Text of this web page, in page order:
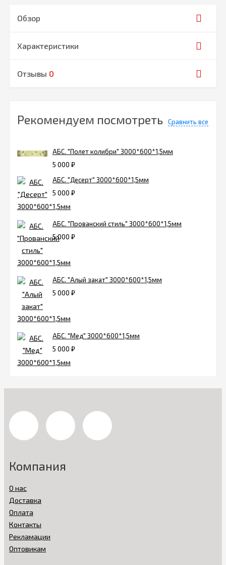
Обзор
Характеристики
Отзывы 0
Рекомендуем посмотреть Сравнить все
АБС. "Полет колибри" 3000*600*1,5мм
5 000 ₽
АБС. "Десерт" 3000*600*1,5мм
5 000 ₽
АБС. "Прованский стиль" 3000*600*1,5мм
5 000 ₽
АБС. "Алый закат" 3000*600*1,5мм
5 000 ₽
АБС. "Мед" 3000*600*1,5мм
5 000 ₽
Компания
О нас
Доставка
Оплата
Контакты
Рекламации
Оптовикам